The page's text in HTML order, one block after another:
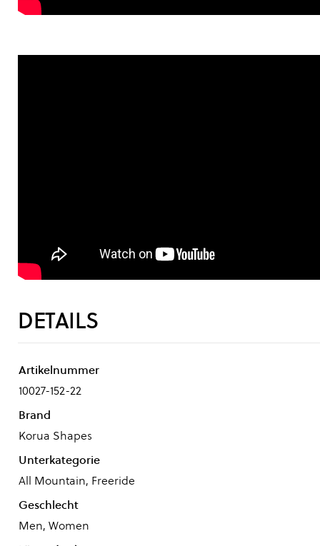
DETAILS
Artikelnummer
10027-152-22
Brand
Korua Shapes
Unterkategorie
All Mountain, Freeride
Geschlecht
Men, Women